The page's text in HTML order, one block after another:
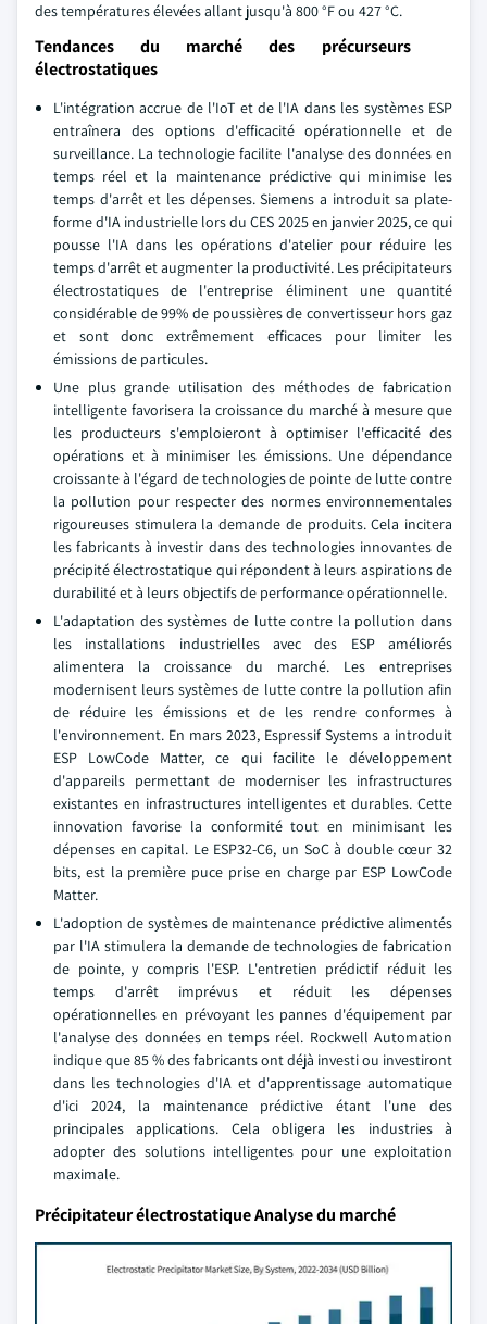
des températures élevées allant jusqu'à 800 °F ou 427 °C.
Tendances du marché des précurseurs
électrostatiques
L'intégration accrue de l'IoT et de l'IA dans les systèmes ESP
entraînera des options d'efficacité opérationnelle et de
surveillance. La technologie facilite l'analyse des données en
temps réel et la maintenance prédictive qui minimise les
temps d'arrêt et les dépenses. Siemens a introduit sa plate-
forme d'IA industrielle lors du CES 2025 en janvier 2025, ce qui
pousse l'IA dans les opérations d'atelier pour réduire les
temps d'arrêt et augmenter la productivité. Les précipitateurs
électrostatiques de l'entreprise éliminent une quantité
considérable de 99% de poussières de convertisseur hors gaz
et sont donc extrêmement efficaces pour limiter les
émissions de particules.
Une plus grande utilisation des méthodes de fabrication
intelligente favorisera la croissance du marché à mesure que
les producteurs s'emploieront à optimiser l'efficacité des
opérations et à minimiser les émissions. Une dépendance
croissante à l'égard de technologies de pointe de lutte contre
la pollution pour respecter des normes environnementales
rigoureuses stimulera la demande de produits. Cela incitera
les fabricants à investir dans des technologies innovantes de
précipité électrostatique qui répondent à leurs aspirations de
durabilité et à leurs objectifs de performance opérationnelle.
L'adaptation des systèmes de lutte contre la pollution dans
les installations industrielles avec des ESP améliorés
alimentera la croissance du marché. Les entreprises
modernisent leurs systèmes de lutte contre la pollution afin
de réduire les émissions et de les rendre conformes à
l'environnement. En mars 2023, Espressif Systems a introduit
ESP LowCode Matter, ce qui facilite le développement
d'appareils permettant de moderniser les infrastructures
existantes en infrastructures intelligentes et durables. Cette
innovation favorise la conformité tout en minimisant les
dépenses en capital. Le ESP32-C6, un SoC à double cœur 32
bits, est la première puce prise en charge par ESP LowCode
Matter.
L'adoption de systèmes de maintenance prédictive alimentés
par l'IA stimulera la demande de technologies de fabrication
de pointe, y compris l'ESP. L'entretien prédictif réduit les
temps d'arrêt imprévus et réduit les dépenses
opérationnelles en prévoyant les pannes d'équipement par
l'analyse des données en temps réel. Rockwell Automation
indique que 85 % des fabricants ont déjà investi ou investiront
dans les technologies d'IA et d'apprentissage automatique
d'ici 2024, la maintenance prédictive étant l'une des
principales applications. Cela obligera les industries à
adopter des solutions intelligentes pour une exploitation
maximale.
Précipitateur électrostatique Analyse du marché